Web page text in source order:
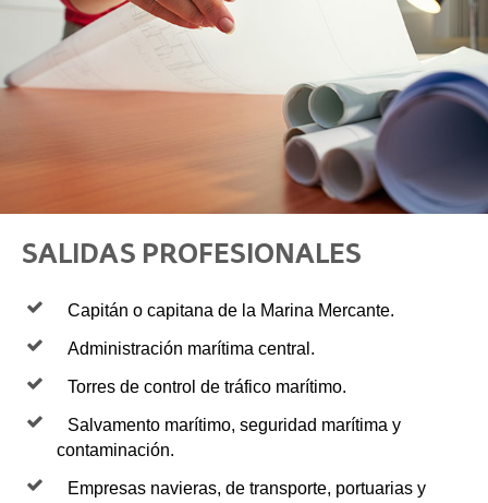
SALIDAS PROFESIONALES
Capitán o capitana de la Marina Mercante.
Administración marítima central.
Torres de control de tráfico marítimo.
Salvamento marítimo, seguridad marítima y
contaminación.
Empresas navieras, de transporte, portuarias y